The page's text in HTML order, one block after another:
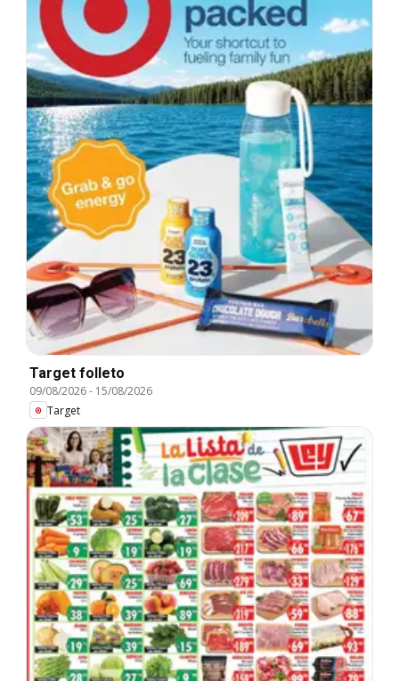
Target folleto
09/08/2026- 15/08/2026
Target